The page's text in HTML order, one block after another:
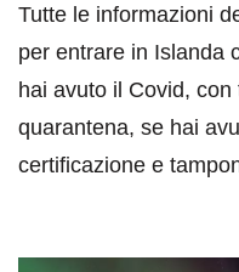
Tutte le informazioni
per entrare in Islanda
hai avuto il Covid,
quarantena, se hai
certificazione e